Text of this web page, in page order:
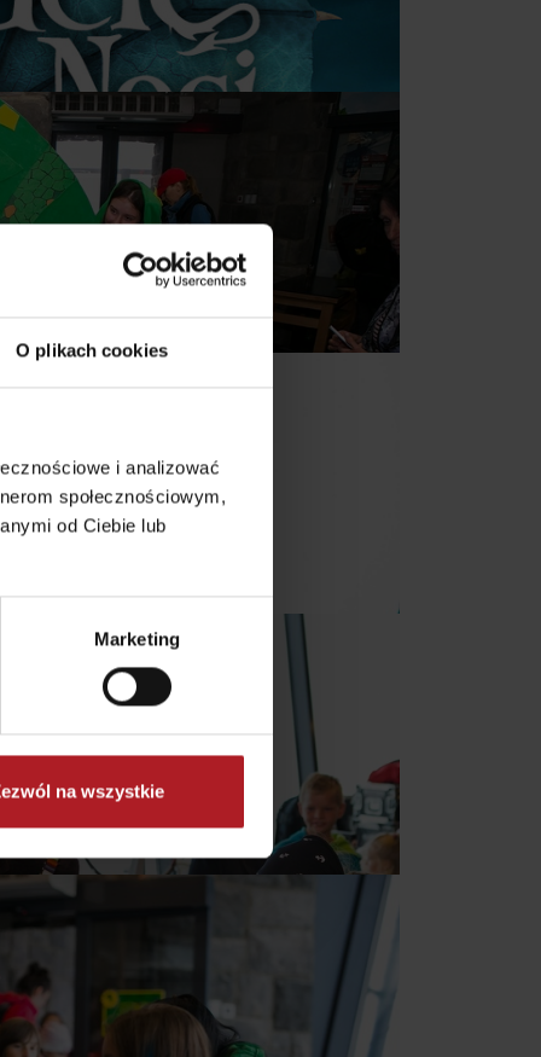
O plikach cookies
i analizować
społecznościowym,
od Ciebie lub
Marketing
na wszystkie